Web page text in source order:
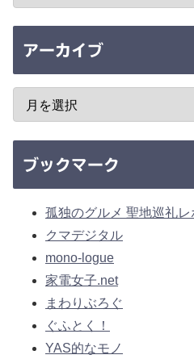
アーカイブ
ブックマーク
孤独のグルメ 聖地巡礼
クマデジタル
mono-logue
家電女子.net
まわりぶろぐ
ぐふとく！
YAS的なモノ